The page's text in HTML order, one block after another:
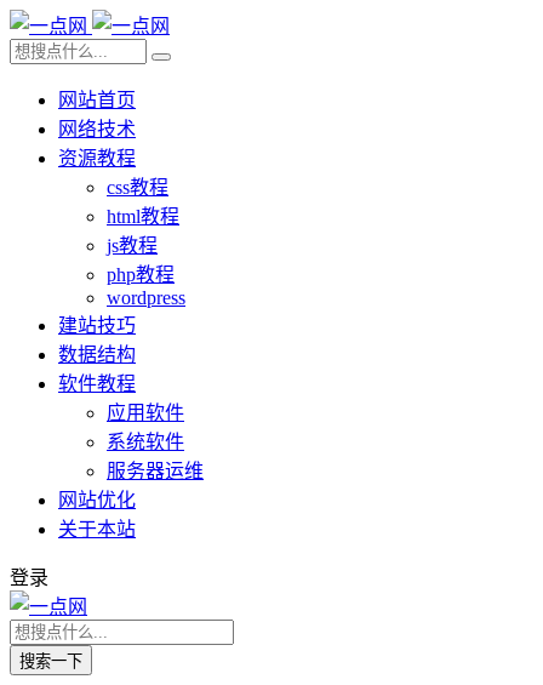
网站首页
网络技术
资源教程
css教程
html教程
js教程
php教程
wordpress
建站技巧
数据结构
软件教程
应用软件
系统软件
服务器运维
网站优化
关于本站
登录
搜索一下